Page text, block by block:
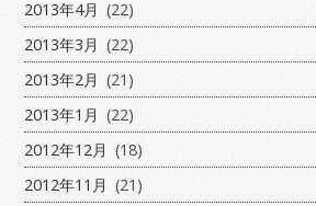
2013年4月 (22)
2013年3月 (22)
2013年2月 (21)
2013年1月 (22)
2012年12月 (18)
2012年11月 (21)